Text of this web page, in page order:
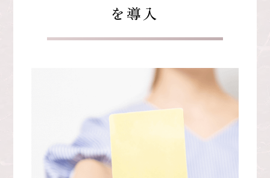
を導入